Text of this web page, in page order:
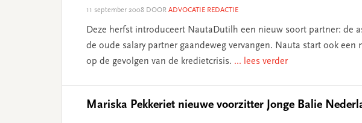
11 september 2008 DOOR ADVOCATIE REDACTIE
Deze herfst introduceert NautaDutilh een nieuw soort partner: de
de oude salary partner gaandeweg vervangen. Nauta start ook
op de gevolgen van de kredietcrisis. ... lees verder
Mariska Pekkeriet nieuwe voorzitter Jonge Balie